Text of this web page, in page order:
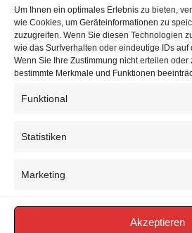
Um Ihnen ein optimales Erlebnis zu bieten,
wie Cookies, um Geräteinformationen zu
zuzugreifen. Wenn Sie diesen Technologien
wie das Surfverhalten oder eindeutige IDs
Wenn Sie Ihre Zustimmung nicht erteilen oder
bestimmte Merkmale und Funktionen
Funktional
Statistiken
Marketing
Akzeptieren
Datenschutzerklärung
Impressum
Cookie-Richtlinie (EU)